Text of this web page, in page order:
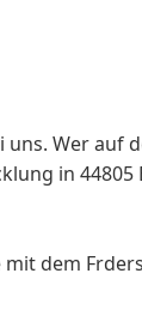
Wer auf
in
mit dem